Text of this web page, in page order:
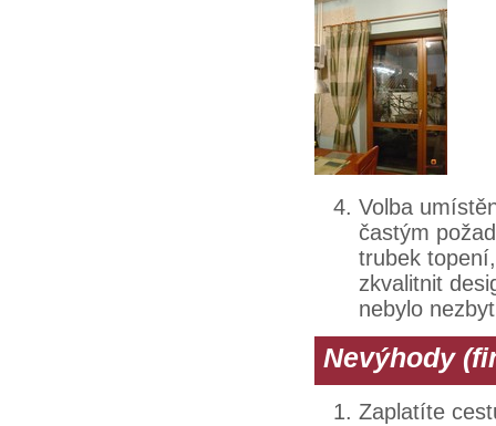
Volba
častým
trubek
zkvalitnit
nebylo
Nevýhody
Zaplatíte